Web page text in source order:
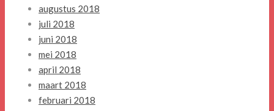
augustus 2018
juli 2018
juni 2018
mei 2018
april 2018
maart 2018
februari 2018